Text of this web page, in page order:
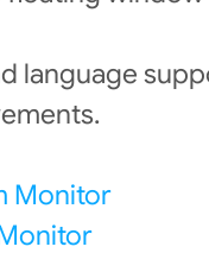
language
Monitor